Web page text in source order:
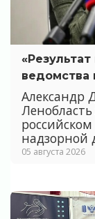
ведомства
Александр
надзорной
05 августа 2026